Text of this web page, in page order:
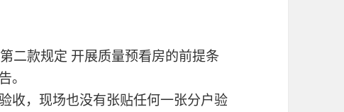
二款规定 开展质量预看房的前提条
。
收，现场也没有张贴任何一张分户验